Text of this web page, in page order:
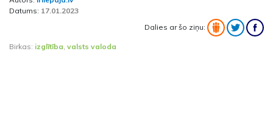
Datums: 17.01.2023
Dalies ar šo ziņu:
Birkas: izglītība, valsts valoda